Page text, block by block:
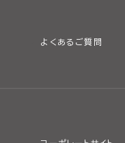
よくあるご質問